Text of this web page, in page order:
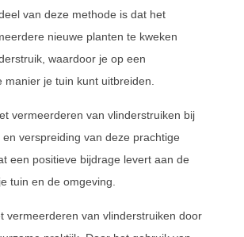
van deze methode is dat het
nieuwe planten te kweken
waardoor je op een
manier je tuin kunt uitbreiden.
vermeerderen van vlinderstruiken bij
verspreiding van deze prachtige
een positieve bijdrage levert aan de
tuin en de omgeving.
vermeerderen van vlinderstruiken door